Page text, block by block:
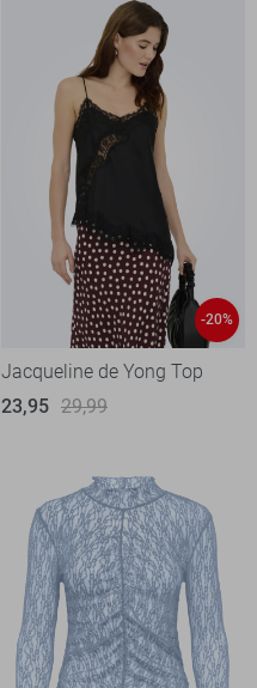
-20%
Jacqueline de Yong Top
23,95 29,99